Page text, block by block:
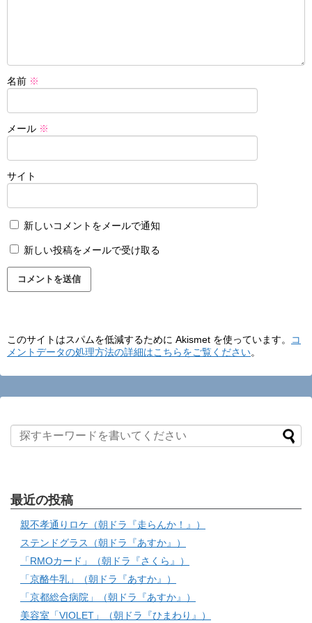
名前 ※
メール ※
サイト
新しいコメントをメールで通知
新しい投稿をメールで受け取る
このサイトはスパムを低減するために Akismet を使っています。
コ
メントデータの処理方法の詳細はこちらをご覧ください。
最近の投稿
親不孝通りロケ（朝ドラ『走らんか！』）
ステンドグラス（朝ドラ『あすか』）
「RMOカード」（朝ドラ『さくら』）
「京酪牛乳」（朝ドラ『あすか』）
「京都総合病院」（朝ドラ『あすか』）
美容室「VIOLET」（朝ドラ『ひまわり』）